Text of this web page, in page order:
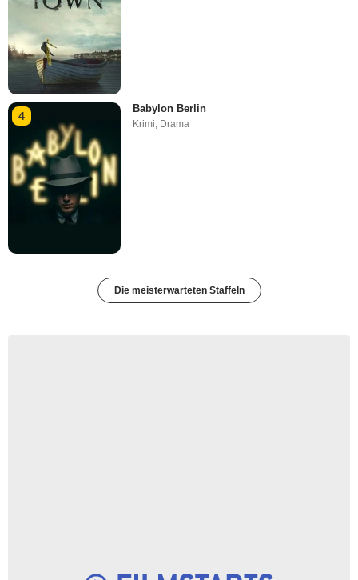
4
Babylon Berlin
Krimi, Drama
Die meisterwarteten Staffeln